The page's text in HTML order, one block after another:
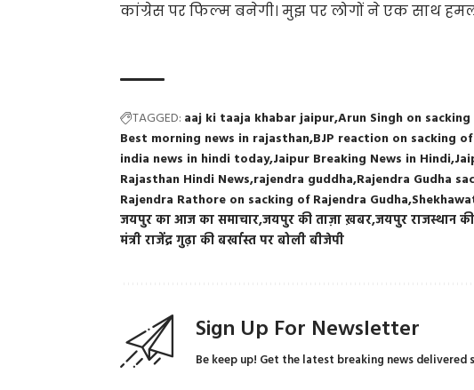
कांग्रेस पर फिल्म बनेगी। मुझ पर लोगों ने एक साथ
TAGGED: aaj ki taaja khabar jaipurArun Singh on
Best morning news in rajasthan BJP reaction on sacking
india news in hindi today Jaipur Breaking News in Hindi
Rajasthan Hindi News rajendra guddha Rajendra Gudha
Rajendra Rathore on sacking of Rajendra Gudha
जयपुर का आज का समाचारजयपुर की ताज़ा ख़बरजयपुर राजस्थान
मंत्री राजेंद्र गुढ़ा की बर्खास्त पर बोली बीजेपी
Sign Up For Newsletter
Be keep up! Get the latest breaking news